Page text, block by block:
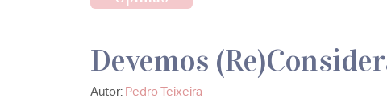
Devemos
Autor: Pedro Teixeira